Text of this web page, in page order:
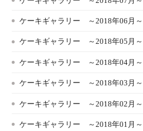
ケーキギャラリー ～2018年06月～
ケーキギャラリー ～2018年05月～
ケーキギャラリー ～2018年04月～
ケーキギャラリー ～2018年03月～
ケーキギャラリー ～2018年02月～
ケーキギャラリー ～2018年01月～